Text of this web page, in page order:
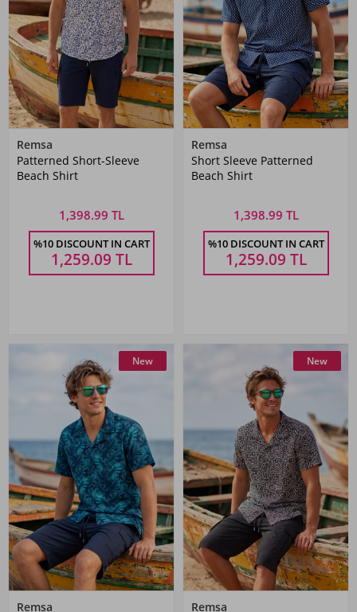
Remsa
Patterned Short-Sleeve
Beach Shirt
1,398.99 TL
%10 DISCOUNT IN CART
1,259.09 TL
Remsa
Short Sleeve Patterned
Beach Shirt
1,398.99 TL
%10 DISCOUNT IN CART
1,259.09 TL
New
Remsa
New
Remsa